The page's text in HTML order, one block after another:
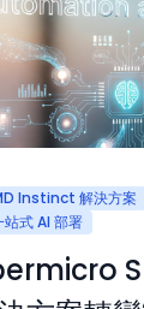
Instinct 解決方案
站式 AI 部署